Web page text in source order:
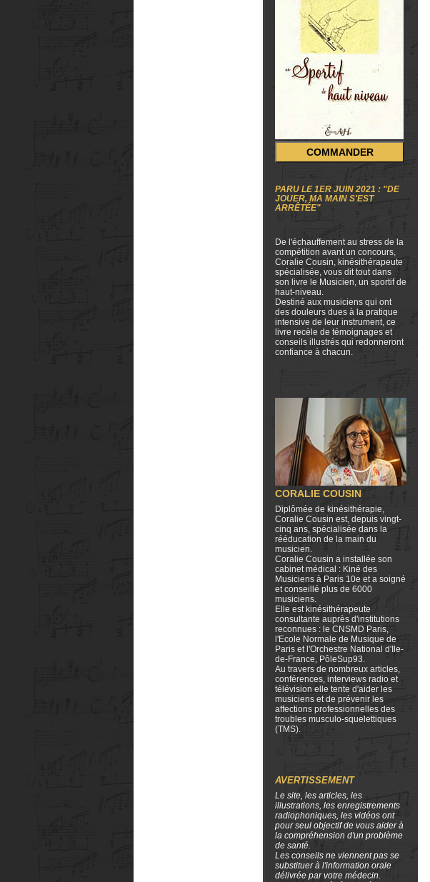
COMMANDER
PARU LE 1ER JUIN 2021 : "DE
JOUER, MA MAIN S'EST
ARRÊTÉE"
De l'échauffement au stress de la
compétition avant un concours,
Coralie Cousin, kinésithérapeute
spécialisée, vous dit tout dans
son livre le Musicien, un sportif de
haut-niveau.
Destiné aux musiciens qui ont
des douleurs dues à la pratique
intensive de leur instrument, ce
livre recèle de témoignages et
conseils illustrés qui redonneront
confiance à chacun.
CORALIE COUSIN
Diplômée de kinésithérapie,
Coralie Cousin est, depuis vingt-
cinq ans, spécialisée dans la
rééducation de la main du
musicien.
Coralie Cousin a installée son
cabinet médical : Kiné des
Musiciens à Paris 10e et a soigné
et conseillé plus de 6000
musiciens.
Elle est kinésithérapeute
consultante auprès d'institutions
reconnues : le CNSMD Paris,
l'Ecole Normale de Musique de
Paris et l'Orchestre National d'Ile-
de-France, PôleSup93.
Au travers de nombreux articles,
conférences, interviews radio et
télévision elle tente d'aider les
musiciens et de prévenir les
affections professionnelles des
troubles musculo-squelettiques
(TMS).
AVERTISSEMENT
Le site, les articles, les
illustrations, les enregistrements
radiophoniques, les vidéos ont
pour seul objectif de vous aider à
la compréhension d'un problème
de santé.
Les conseils ne viennent pas se
substituer à l'information orale
délivrée par votre médecin.